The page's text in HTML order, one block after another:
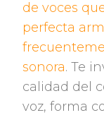
de voces
perfecta
sonora. Te
calidad del
voz, forma